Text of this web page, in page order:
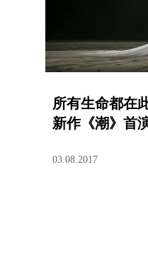
所有生命都在
新作《潮》首
03.08.2017